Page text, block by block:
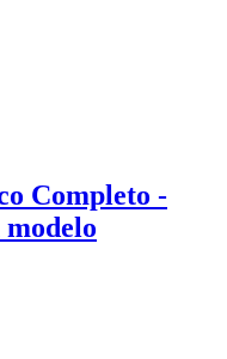
Completo -